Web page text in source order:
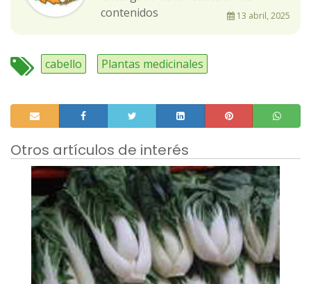
contenidos
13 abril, 2025
cabello Plantas medicinales
Otros artículos de interés